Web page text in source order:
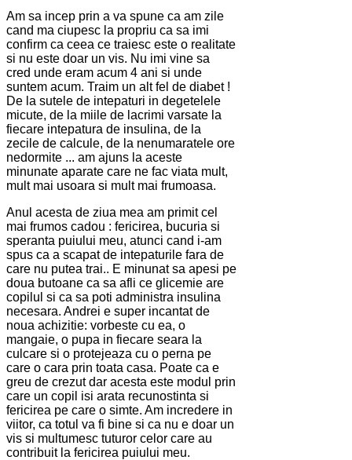
Am sa incep prin a va spune ca am zile
cand ma ciupesc la propriu ca sa imi
confirm ca ceea ce traiesc este o realitate
si nu este doar un vis. Nu imi vine sa
cred unde eram acum 4 ani si unde
suntem acum. Traim un alt fel de diabet !
De la sutele de intepaturi in degetelele
micute, de la miile de lacrimi varsate la
fiecare intepatura de insulina, de la
zecile de calcule, de la nenumaratele ore
nedormite ... am ajuns la aceste
minunate aparate care ne fac viata mult,
mult mai usoara si mult mai frumoasa.
Anul acesta de ziua mea am primit cel
mai frumos cadou : fericirea, bucuria si
speranta puiului meu, atunci cand i-am
spus ca a scapat de intepaturile fara de
care nu putea trai.. E minunat sa apesi pe
doua butoane ca sa afli ce glicemie are
copilul si ca sa poti administra insulina
necesara. Andrei e super incantat de
noua achizitie: vorbeste cu ea, o
mangaie, o pupa in fiecare seara la
culcare si o protejeaza cu o perna pe
care o cara prin toata casa. Poate ca e
greu de crezut dar acesta este modul prin
care un copil isi arata recunostinta si
fericirea pe care o simte. Am incredere in
viitor, ca totul va fi bine si ca nu e doar un
vis si multumesc tuturor celor care au
contribuit la fericirea puiului meu.